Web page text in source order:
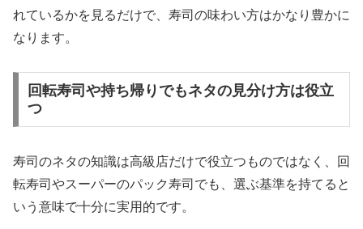
れているかを見るだけで、寿司の味わい方はかなり豊かに
なります。
回転寿司や持ち帰りでもネタの見分け方は役立
つ
寿司のネタの知識は高級店だけで役立つものではなく、回
転寿司やスーパーのパック寿司でも、選ぶ基準を持てると
いう意味で十分に実用的です。